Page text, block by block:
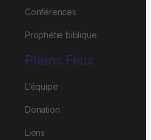
Conférences
Prophétie biblique
Pleins Feux
L’équipe
Donation
Liens